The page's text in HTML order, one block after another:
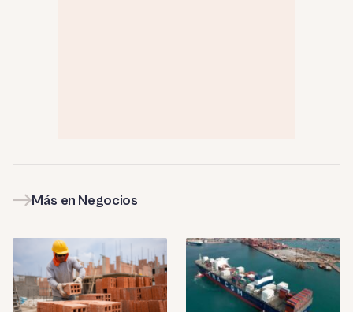
Más en Negocios